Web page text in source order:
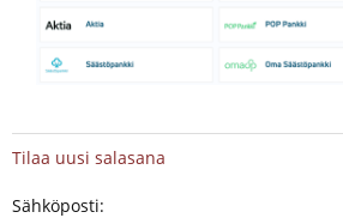
Tilaa uusi salasana
Sähköposti: